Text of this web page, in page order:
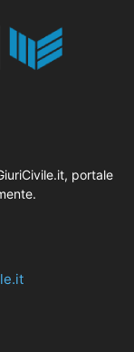
portale